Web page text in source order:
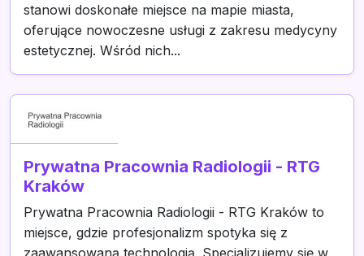
stanowi doskonałe miejsce na mapie miasta,
oferujące nowoczesne usługi z zakresu medycyny
estetycznej. Wśród nich...
Prywatna Pracownia Radiologii - RTG
Kraków
Prywatna Pracownia Radiologii - RTG Kraków to
miejsce, gdzie profesjonalizm spotyka się z
zaawansowaną technologią. Specjalizujemy się w